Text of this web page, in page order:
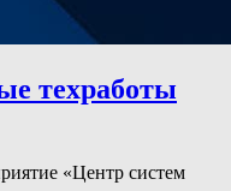
техработы
«Центр систем